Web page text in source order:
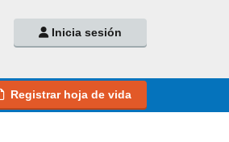
Inicia sesión
Registrar hoja de vida